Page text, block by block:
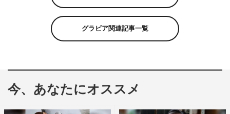
きなくなっている中、生の舞台ならではの役者たちとの一
体感、時間の共有を楽しんでもらう新たな企画の第1弾と
ャット機能を使って直接受け取り、ミュージカル仕立てで
グラビア関連記事一覧
今、あなたにオススメ